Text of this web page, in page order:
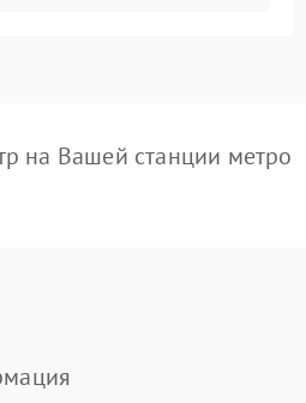
на Вашей станции метро